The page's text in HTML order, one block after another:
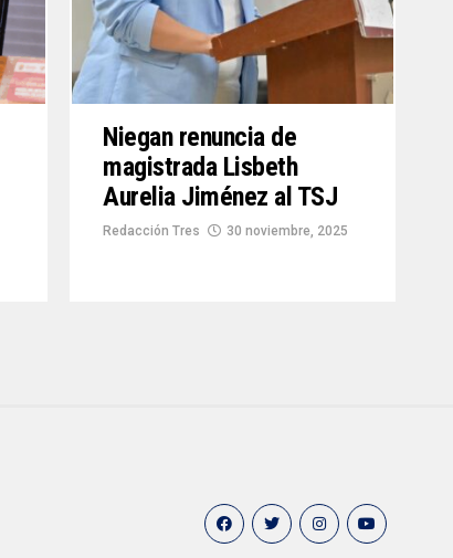
Niegan renuncia de
magistrada Lisbeth
Aurelia Jiménez al TSJ
Redacción Tres 30 noviembre, 2025